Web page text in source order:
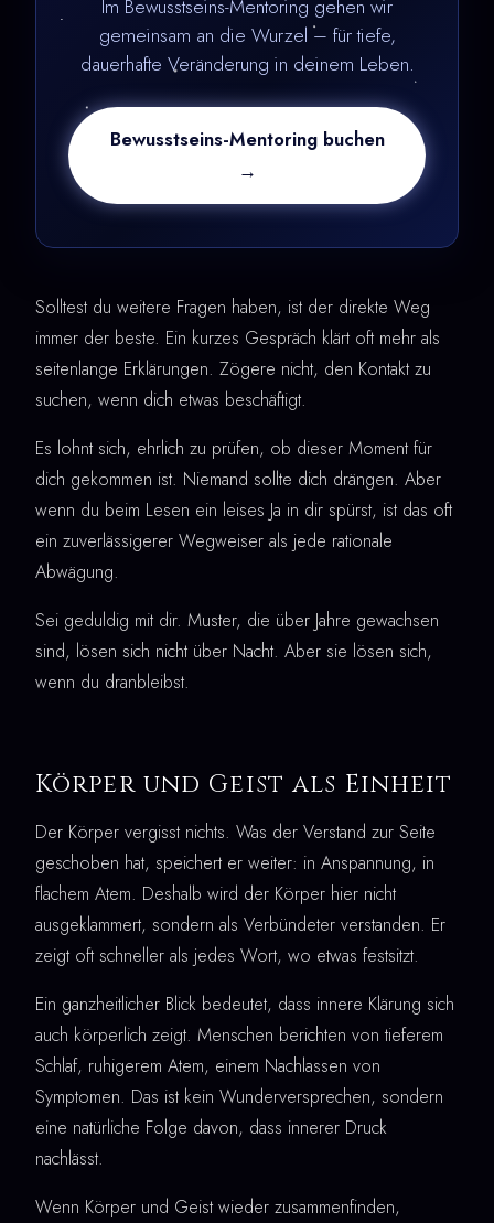
Im Bewusstseins-Mentoring gehen wir
gemeinsam an die Wurzel – für tiefe,
dauerhafte Veränderung in deinem Leben.
Bewusstseins-Mentoring buchen
→
Solltest du weitere Fragen haben, ist der direkte Weg
immer der beste. Ein kurzes Gespräch klärt oft mehr als
seitenlange Erklärungen. Zögere nicht, den Kontakt zu
suchen, wenn dich etwas beschäftigt.
Es lohnt sich, ehrlich zu prüfen, ob dieser Moment für
dich gekommen ist. Niemand sollte dich drängen. Aber
wenn du beim Lesen ein leises Ja in dir spürst, ist das oft
ein zuverlässigerer Wegweiser als jede rationale
Abwägung.
Sei geduldig mit dir. Muster, die über Jahre gewachsen
sind, lösen sich nicht über Nacht. Aber sie lösen sich,
wenn du dranbleibst.
Körper und Geist als Einheit
Der Körper vergisst nichts. Was der Verstand zur Seite
geschoben hat, speichert er weiter: in Anspannung, in
flachem Atem. Deshalb wird der Körper hier nicht
ausgeklammert, sondern als Verbündeter verstanden. Er
zeigt oft schneller als jedes Wort, wo etwas festsitzt.
Ein ganzheitlicher Blick bedeutet, dass innere Klärung sich
auch körperlich zeigt. Menschen berichten von tieferem
Schlaf, ruhigerem Atem, einem Nachlassen von
Symptomen. Das ist kein Wunderversprechen, sondern
eine natürliche Folge davon, dass innerer Druck
nachlässt.
Wenn Körper und Geist wieder zusammenfinden,